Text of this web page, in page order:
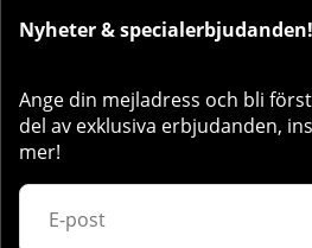
Nyheter & specialerbjudanden!
Ange din mejladress och bli
del av exklusiva erbjudanden,
mer!